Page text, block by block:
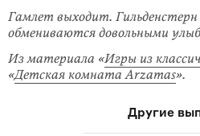
Гамлет выходит. Гильденстерн
обмениваются довольными
Из материала «Игры из
«Детская комната Arzamas».
Другие